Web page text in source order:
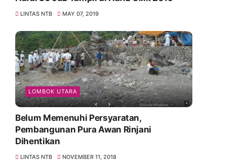
LINTAS NTB MAY 07, 2019
LOMBOK UTARA
Belum Memenuhi Persyaratan,
Pembangunan Pura Awan Rinjani
Dihentikan
LINTAS NTB NOVEMBER 11, 2018